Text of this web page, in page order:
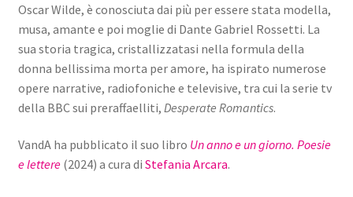
Oscar Wilde, è conosciuta dai più per essere stata modella,
musa, amante e poi moglie di Dante Gabriel Rossetti. La
sua storia tragica, cristallizzatasi nella formula della
donna bellissima morta per amore, ha ispirato numerose
opere narrative, radiofoniche e televisive, tra cui la serie tv
della BBC sui preraffaelliti, Desperate Romantics.
VandA ha pubblicato il suo libro Un anno e un giorno. Poesie
e lettere(2024) a cura di Stefania Arcara.